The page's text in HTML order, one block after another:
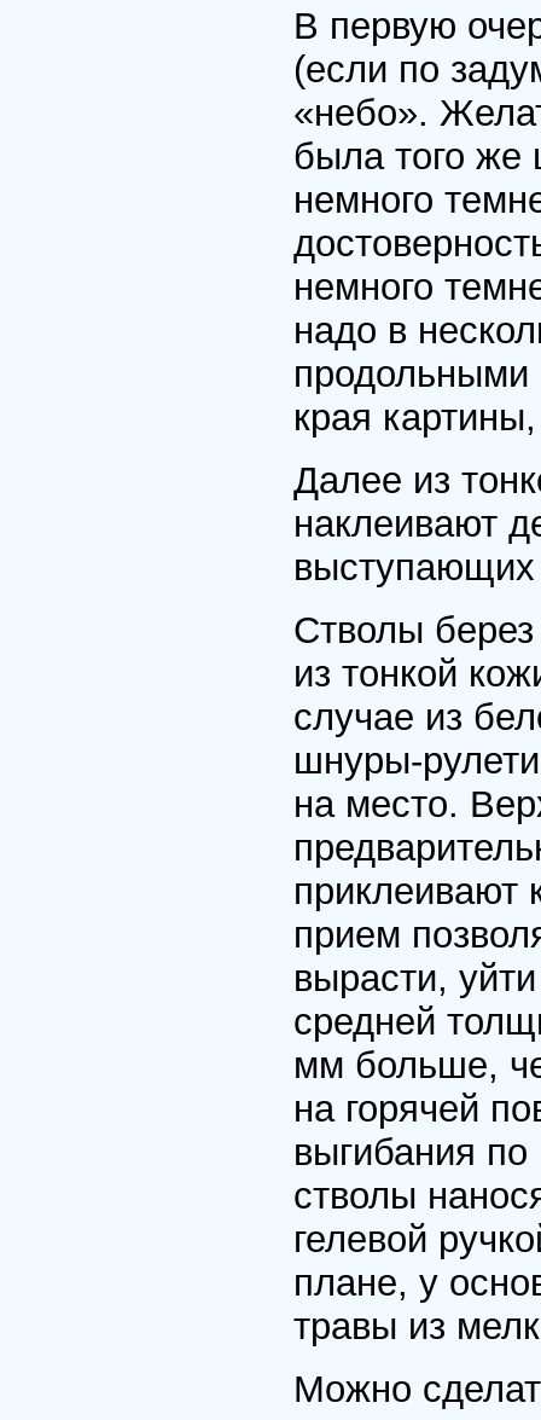
В первую
(если по
«небо».
была того же
немного
немного
надо в
продольными
края
Далее из
наклеивают
выступающих
Стволы
из тонкой
случае из
шнуры-
на место.
приклеивают
прием
вырасти,
средней
мм больше,
на горячей
выгибания
стволы
гелевой
плане, у
травы из
Можно